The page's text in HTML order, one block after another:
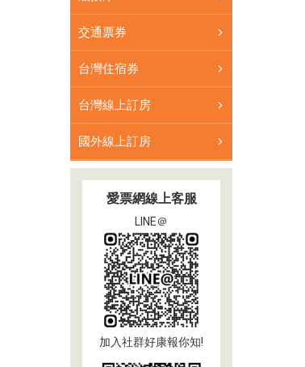
交通票券
台灣住宿券
台灣線上訂房
國外線上訂房
愛票網線上客服
LINE＠
加入社群好康報你知!